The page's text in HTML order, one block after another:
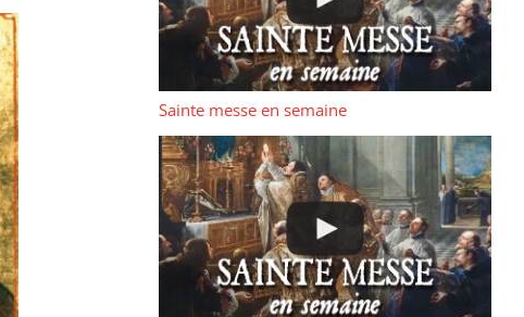
Sainte messe en semaine